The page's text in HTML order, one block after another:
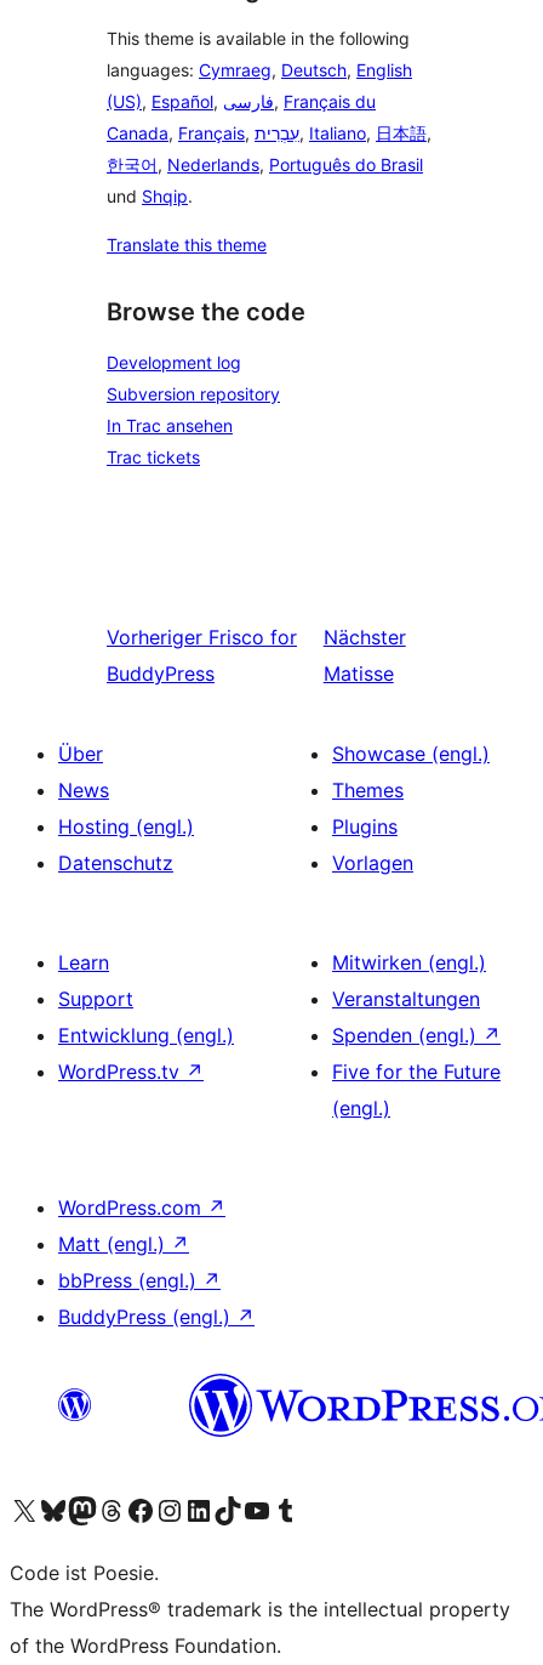
This theme is available in the following
languages: Cymraeg, Deutsch, English
(US), Español, فارسی, Français du
Canada, Français, עִבְרִית, Italiano, 日本語,
한국어, Nederlands, Português do Brasil
und Shqip.
Translate this theme
Browse the code
Development log
Subversion repository
In Trac ansehen
Trac tickets
Vorheriger Frisco for
BuddyPress
Nächster
Matisse
Über
News
Hosting (engl.)
Datenschutz
Showcase (engl.)
Themes
Plugins
Vorlagen
Learn
Support
Entwicklung (engl.)
WordPress.tv ↗
Mitwirken (engl.)
Veranstaltungen
Spenden (engl.) ↗
Five for the Future
(engl.)
WordPress.com ↗
Matt (engl.) ↗
bbPress (engl.) ↗
BuddyPress (engl.) ↗
Das X-Konto (früher Twitter) von WordPress.org besuchen
Das Bluesky-Konto von WordPress.org besuchen
Das Mastodon-Konto von WordPress.org besuchen
Das Threads-Konto von WordPress.org besuchen
Die Facebook-Seite von WordPress.org besuchen
Das Instagram-Konto von WordPress.org besuchen
Das LinkedIn-Konto von WordPress.org besuchen
Das TikTok-Konto von WordPress.org besuchen
Den YouTube-Kanal von WordPress.org besuchen
Das Tumblr-Konto von WordPress.org besuchen
Code ist Poesie.
The WordPress® trademark is the intellectual property
of the WordPress Foundation.